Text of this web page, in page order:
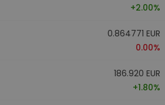
+2.00%
0.864771 EUR
0.00%
186.920 EUR
+1.80%